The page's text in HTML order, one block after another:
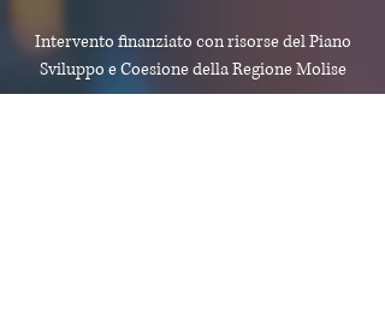
Intervento finanziato con risorse del Piano
Sviluppo e Coesionedella Regione Molise